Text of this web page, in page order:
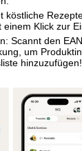
köstliche
einem Klick zur
Scannt den
um
hinzuzufügen!